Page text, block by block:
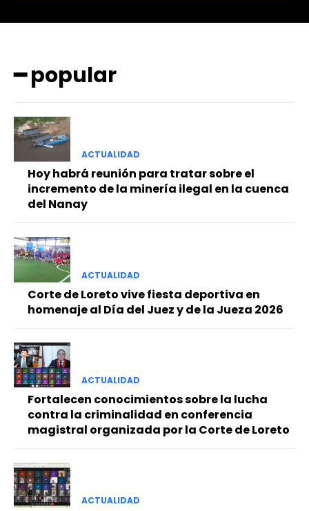
━ Planes
━ popular
ACTUALIDAD
Hoy habrá reunión para tratar sobre el
incremento de la minería ilegal en la cuenca
del Nanay
ACTUALIDAD
Corte de Loreto vive fiesta deportiva en
homenaje al Día del Juez y de la Jueza 2026
ACTUALIDAD
Fortalecen conocimientos sobre la lucha
contra la criminalidad en conferencia
magistral organizada por la Corte de Loreto
ACTUALIDAD